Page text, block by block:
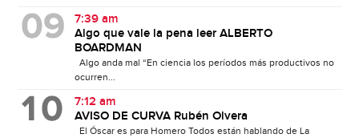
7:39 am
Algo que vale la pena leer ALBERTO
BOARDMAN
Algo anda mal “En ciencia los períodos más productivos no
ocurren...
7:12 am
AVISO DE CURVA Rubén Olvera
El Óscar es para Homero Todos están hablando de La